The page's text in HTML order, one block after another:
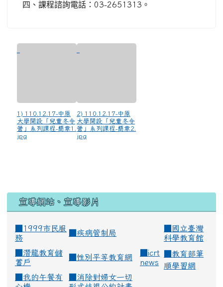
四、課程諮詢電話： 03-2651313 。
1) 110.12.17-中原
大學開設「兒童冬令
營」系列課程-簡章1.
jpg
2) 110.12.17-中原
大學開設「兒童冬令
營」系列課程-簡章2.
jpg
宣導網站、宣導影片
■1999市民服
務
疾病管制局
國立臺灣
科學教育館
潛龍教育儲
蓄戶
性別平等教育網
icrt
news
教育部筆
順學習網
我的午餐有
消除對婦女一切